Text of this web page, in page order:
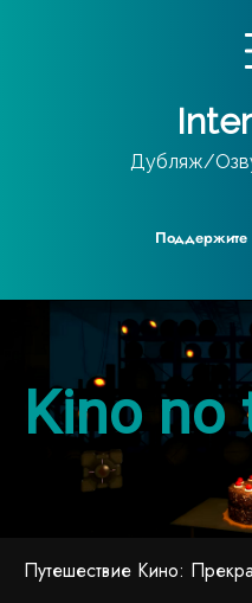
Дубляж/
Поддержите
Kino no
Путешествие Кино: